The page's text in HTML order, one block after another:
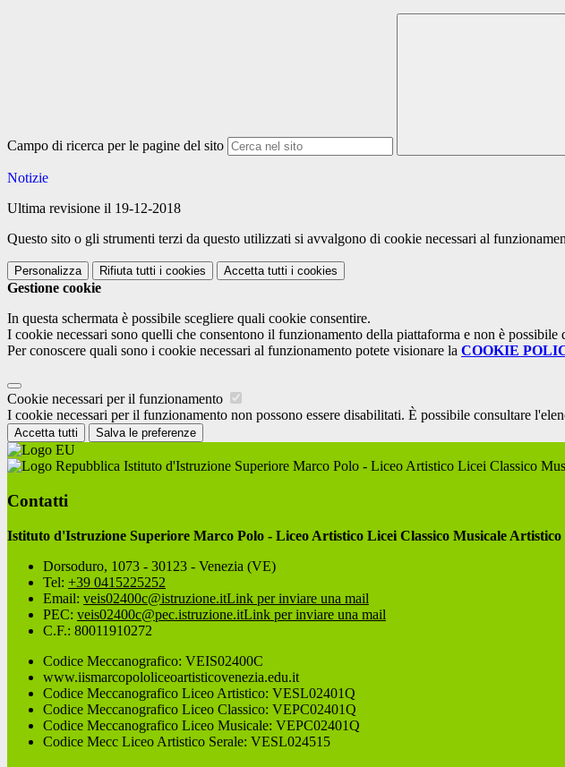
Campo di ricerca per le pagine del sito
Notizie
Ultima revisione il 19-12-2018
Questo sito o gli strumenti terzi da questo utilizzati si avvalgono di cookie necessari al
Personalizza Rifiuta tutti i cookies Accetta tutti i cookies
Gestione cookie
In questa schermata è possibile scegliere quali cookie consentire.
I cookie necessari sono quelli che consentono il funzionamento della piattaforma e non è possibile
Per conoscere quali sono i cookie necessari al funzionamento potete visionare la COOKIE
Cookie necessari per il funzionamento
I cookie necessari per il funzionamento non possono essere disabilitati. È possibile consultare
Accetta tutti Salva le preferenze
Istituto d'Istruzione Superiore Marco Polo - Liceo Artistico Licei Classico
Contatti
Istituto d'Istruzione Superiore Marco Polo - Liceo Artistico Licei Classico Musicale Artistico
Dorsoduro, 1073 - 30123 - Venezia (VE)
Tel: +39 0415225252
Email: veis02400c@istruzione.itLink per inviare una mail
PEC: veis02400c@pec.istruzione.itLink per inviare una mail
C.F.: 80011910272
Codice Meccanografico: VEIS02400C
www.iismarcopololiceoartisticovenezia.edu.it
Codice Meccanografico Liceo Artistico: VESL02401Q
Codice Meccanografico Liceo Classico: VEPC02401Q
Codice Meccanografico Liceo Musicale: VEPC02401Q
Codice Mecc Liceo Artistico Serale: VESL024515